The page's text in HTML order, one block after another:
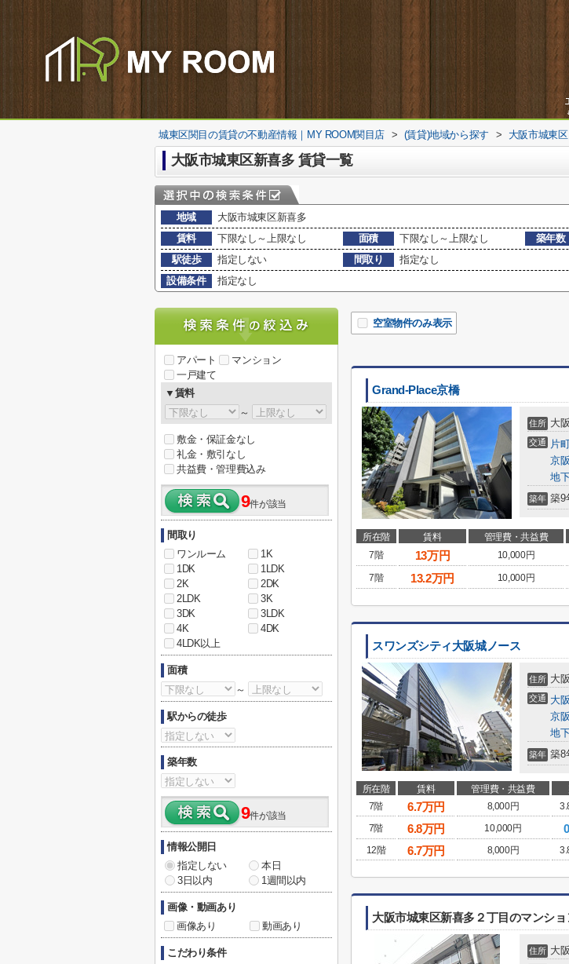
城東区関目の賃貸の不動産情報｜MY ROOM関目店 > (賃貸)地域から探す > 大阪市城東区
大阪市城東区新喜多 賃貸一覧
地域
大阪市城東区新喜多
賃料
下限なし～上限なし 面積 下限なし～上限なし 築年数
駅徒歩
指定しない 間取り
指定なし
設備条件
指定なし
空室物件のみ表示
Grand-Place京橋
住所 大
交通 片
京
地
築年 築9
所在階 賃料 管理費・共益費
7階
13万円 10,000円
7階
13.2万円 10,000円
スワンズシティ大阪城ノース
住所 大
交通 大
京
地
築年 築8
所在階 賃料 管理費・共益費
7階
6.7万円 8,000円
7階
6.8万円 10,000円
12階
6.7万円 8,000円
大阪市城東区新喜多２丁目のマンショ
住所 大
アパート
マンション
一戸建て
▼賃料
～
敷金・保証金なし
礼金・敷引なし
共益費・管理費込み
9件が該当
間取り
ワンルーム
1K
1DK
1LDK
2K
2DK
2LDK
3K
3DK
3LDK
4K
4DK
4LDK以上
面積
～
駅からの徒歩
築年数
9件が該当
情報公開日
指定しない
本日
3日以内
1週間以内
画像・動画あり
画像あり
動画あり
こだわり条件